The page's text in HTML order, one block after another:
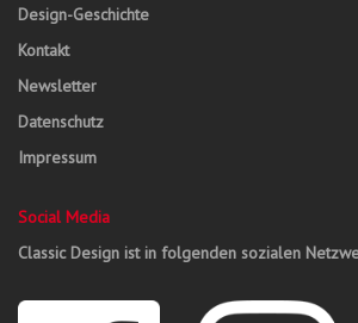
Design-Geschichte
Kontakt
Newsletter
Datenschutz
Impressum
Social Media
Classic Design ist in folgenden sozialen